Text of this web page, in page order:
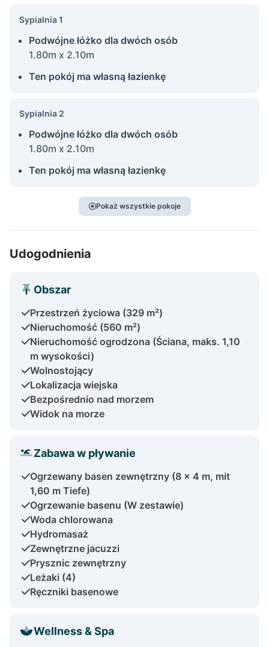
Sypialnia 1
Podwójne łóżko dla dwóch osób
1.80m x 2.10m
Ten pokój ma własną łazienkę
Sypialnia 2
Podwójne łóżko dla dwóch osób
1.80m x 2.10m
Ten pokój ma własną łazienkę
Pokaż wszystkie pokoje
Udogodnienia
Obszar
Przestrzeń życiowa (329 m²)
Nieruchomość (560 m²)
Nieruchomość ogrodzona (Ściana, maks. 1,10
m wysokości)
Wolnostojący
Lokalizacja wiejska
Bezpośrednio nad morzem
Widok na morze
Zabawa w pływanie
Ogrzewany basen zewnętrzny (8 x 4 m, mit
1,60 m Tiefe)
Ogrzewanie basenu (W zestawie)
Woda chlorowana
Hydromasaż
Zewnętrzne jacuzzi
Prysznic zewnętrzny
Leżaki (4)
Ręczniki basenowe
Wellness & Spa